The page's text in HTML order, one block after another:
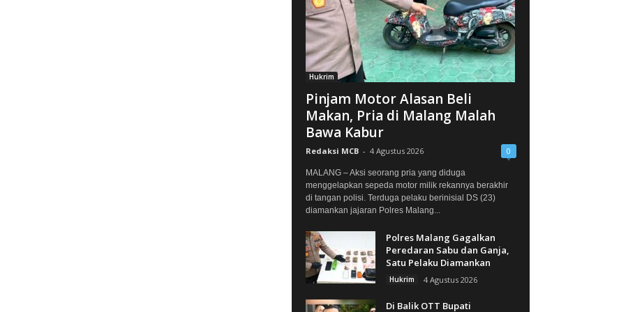
Hukrim
Pinjam Motor Alasan Beli
Makan, Pria di Malang Malah
Bawa Kabur
Redaksi MCB - 4 Agustus 2026 0
MALANG – Aksi seorang pria yang diduga
menggelapkan sepeda motor milik rekannya berakhir
di tangan polisi. Terduga pelaku berinisial DS (23)
diamankan jajaran Polres Malang...
Polres Malang Gagalkan
Peredaran Sabu dan Ganja,
Satu Pelaku Diamankan
Hukrim 4 Agustus 2026
Di Balik OTT Bupati